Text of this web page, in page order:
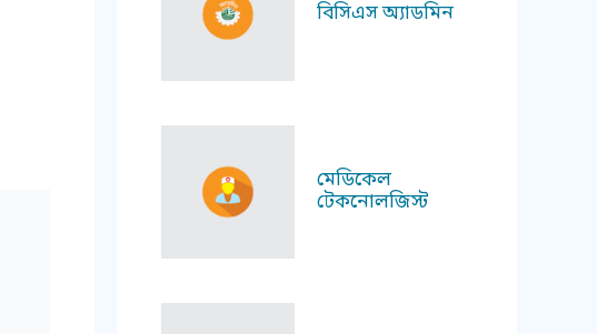
বিসিএস অ্যাডমিন
মেডিকেল
টেকনোলজিস্ট